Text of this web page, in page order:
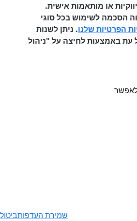
או מותאמות אישית.
הסכמה לשימוש בכל סוגי
הפרטיות שלנו. ניתן לשנות
באמצעות לחיצה על "ניהול
שמירת העדפותביטול